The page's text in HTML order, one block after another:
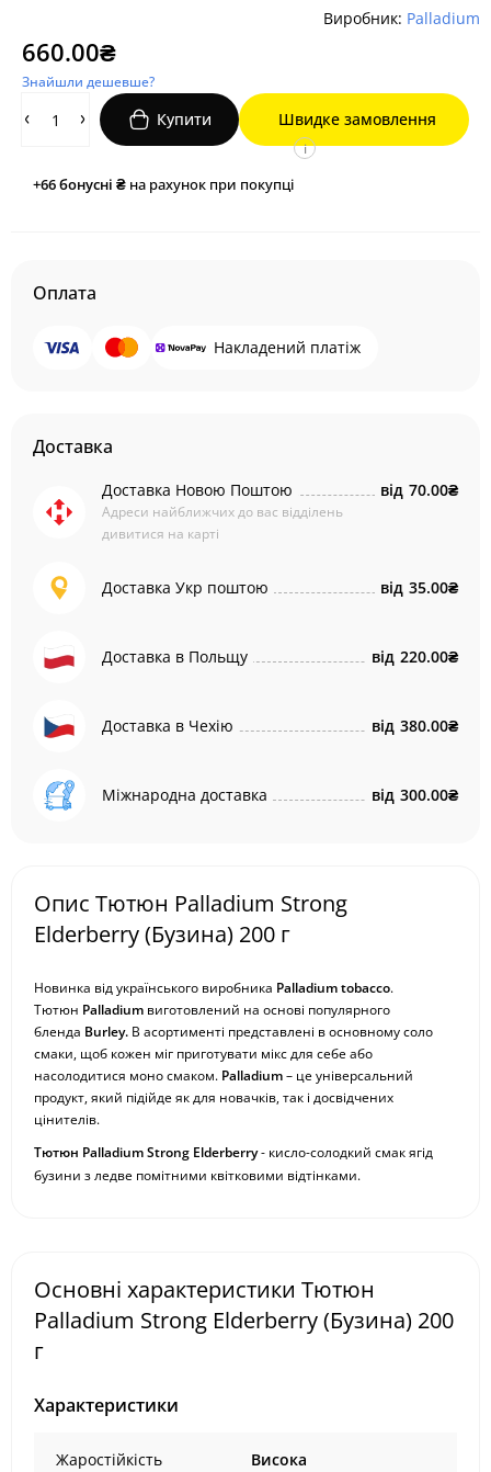
Виробник: Palladium
660.00₴
Знайшли дешевше?
Купити Швидке замовлення
+66бонусні ₴ на рахунок при покупці
i
Оплата
Накладений платіж
Доставка
Доставка Новою Поштою
Адреси найближчих до вас відділень
дивитися на карті
від 70.00₴
Доставка Укр поштою від 35.00₴
Доставка в Польщу від 220.00₴
Доставка в Чехію від 380.00₴
Міжнародна доставка від 300.00₴
Опис Тютюн Palladium Strong
Elderberry (Бузина) 200 г
Новинка від українського виробника Palladium tobacco.
Тютюн Palladium виготовлений на основі популярного
бленда Burley. В асортименті представлені в основному соло
смаки, щоб кожен міг приготувати мікс для себе або
насолодитися моно смаком. Palladium– це універсальний
продукт, який підійде як для новачків, так і досвідчених
цінителів.
Тютюн PalladiumStrong Elderberry- кисло-солодкий смак ягід
бузини з ледве помітними квітковими відтінками.
Основні характеристики Тютюн
Palladium Strong Elderberry (Бузина) 200
г
Характеристики
Жаростійкість Висока